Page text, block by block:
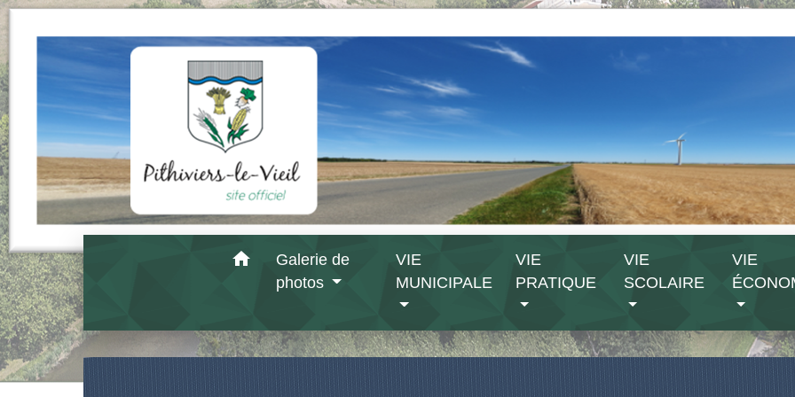
home
Galerie de
photos
VIE
MUNICIPALE
VIE
PRATIQUE
VIE
SCOLAIRE
VIE